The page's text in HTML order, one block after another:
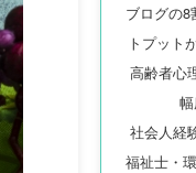
ブログの8
トプット
高齢者心
社会人経
福祉士・